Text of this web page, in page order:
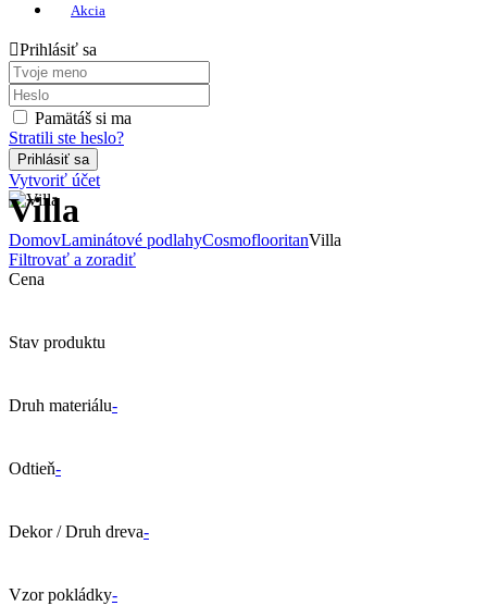
Akcia
Prihlásiť sa
Pamätáš si ma
Stratili ste heslo?
Vytvoriť účet
Villa
DomovLaminátové podlahyCosmoflooritanVilla
Filtrovať a zoradiť
Cena
Stav produktu
Druh materiálu-
Odtieň-
Dekor / Druh dreva-
Vzor pokládky-